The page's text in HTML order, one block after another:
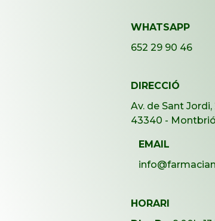
WHATSAPP
652 29 90 46
DIRECCIÓ
Av. de Sant Jordi,
43340 -
EMAIL
HORARI